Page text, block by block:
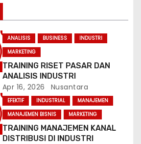
ANALISIS BUSINESS
INDUSTRI
MARKETING
TRAINING RISET PASAR DAN
ANALISIS INDUSTRI
Apr 16, 2026 Nusantara
EFEKTIF INDUSTRIAL
MANAJEMEN
MANAJEMEN BISNIS
MARKETING
TRAINING MANAJEMEN KANAL
DISTRIBUSI DI INDUSTRI